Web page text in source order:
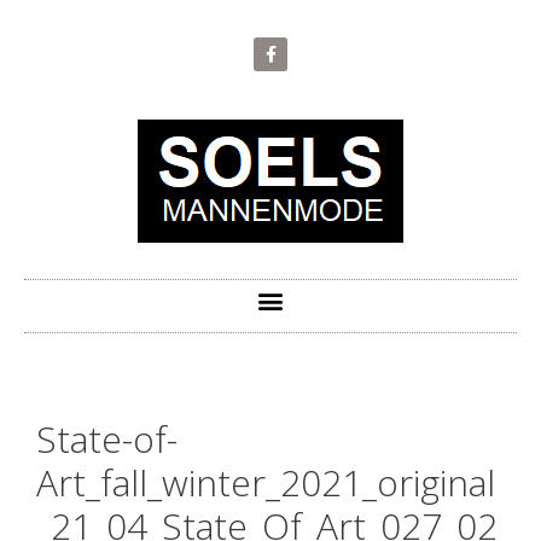
State-of-
Art_fall_winter_2021_original
_21_04_State_Of_Art_027_02